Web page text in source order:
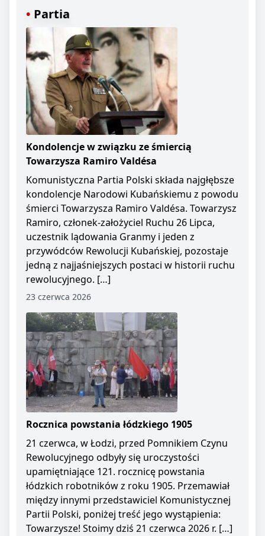
Partia
Kondolencje w związku ze śmiercią
Towarzysza Ramiro Valdésa
Komunistyczna Partia Polski składa najgłębsze
kondolencje Narodowi Kubańskiemu z powodu
śmierci Towarzysza Ramiro Valdésa. Towarzysz
Ramiro, członek-założyciel Ruchu 26 Lipca,
uczestnik lądowania Granmy i jeden z
przywódców Rewolucji Kubańskiej, pozostaje
jedną z najjaśniejszych postaci w historii ruchu
rewolucyjnego. […]
23 czerwca 2026
Rocznica powstania łódzkiego 1905
21 czerwca, w Łodzi, przed Pomnikiem Czynu
Rewolucyjnego odbyły się uroczystości
upamiętniające 121. rocznicę powstania
łódzkich robotników z roku 1905. Przemawiał
między innymi przedstawiciel Komunistycznej
Partii Polski, poniżej treść jego wystąpienia:
Towarzysze! Stoimy dziś 21 czerwca 2026 r. […]